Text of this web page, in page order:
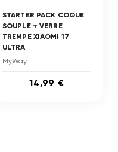
STARTER PACK COQUE
SOUPLE + VERRE
TREMPE XIAOMI 17
ULTRA
MyWay
14,99 €